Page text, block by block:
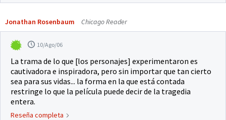
Jonathan Rosenbaum Chicago Reader
10/Ago/06
La trama de lo que [los personajes] experimentaron es
cautivadora e inspiradora, pero sin importar que tan cierto
sea para sus vidas... la forma en la que está contada
restringe lo que la película puede decir de la tragedia
entera.
Reseña completa